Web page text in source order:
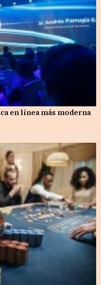
en línea más moderna